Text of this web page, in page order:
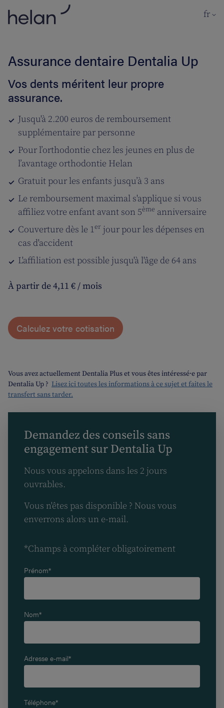
Aller au contenu principal
fr
Assurance dentaire Dentalia Up
Vos dents méritent leur propre
assurance.
Jusqu'à 2.200 euros de remboursement
supplémentaire par personne
Pour l’orthodontie chez les jeunes en plus de
l’avantage orthodontie Helan
Gratuit pour les enfants jusqu’à 3 ans
Le remboursement maximal s'applique si vous
affiliez votre enfant avant son 5ème anniversaire
Couverture dès le 1er jour pour les dépenses en
cas d'accident
L'affiliation est possible jusqu'à l'âge de 64 ans
À partir de 4,11 € / mois
Calculez votre cotisation
Vous avez actuellement Dentalia Plus et vous êtes intéressé·e par
Dentalia Up ? Lisez ici toutes les informations à ce sujet et faites le
transfert sans tarder.
Demandez des conseils sans
engagement sur Dentalia Up
Nous vous appelons dans les 2 jours
ouvrables.
Vous n'êtes pas disponible ? Nous vous
enverrons alors un e-mail.
*Champs à compléter obligatoirement
Prénom*
Nom*
Adresse e-mail*
Téléphone*